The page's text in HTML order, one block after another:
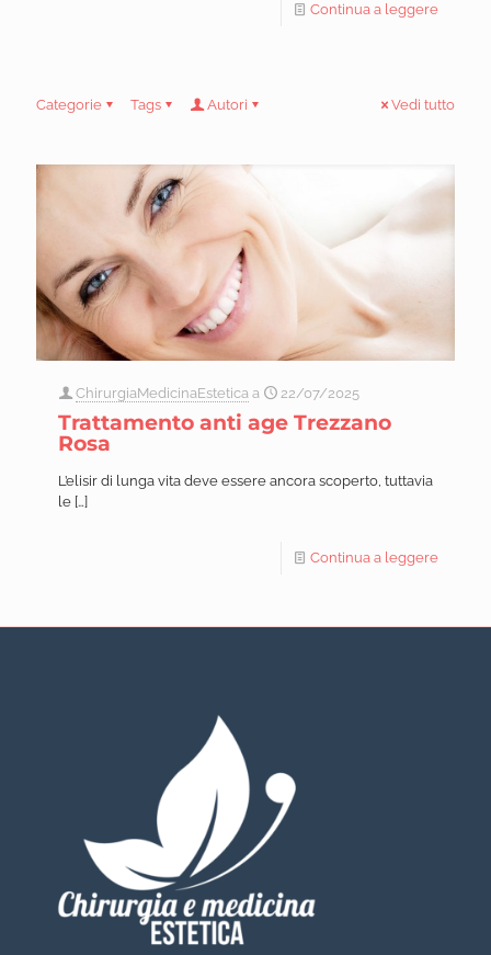
Continua a leggere
Categorie Tags Autori Vedi tutto
ChirurgiaMedicinaEstetica a 22/07/2025
Trattamento anti age Trezzano
Rosa
L’elisir di lunga vita deve essere ancora scoperto, tuttavia
le […]
Continua a leggere